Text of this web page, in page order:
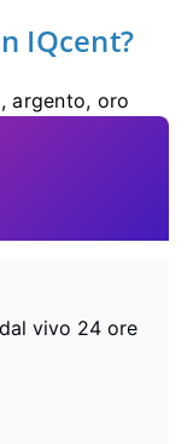
IQcent?
argento, oro
vivo 24 ore